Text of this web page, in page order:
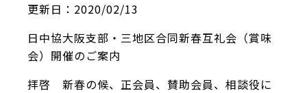
更新日：2020/02/13
日中協大阪支部・三地区合同新春互礼会（賞味
会）開催のご案内
拝啓 新春の候、正会員、賛助会員、相談役に